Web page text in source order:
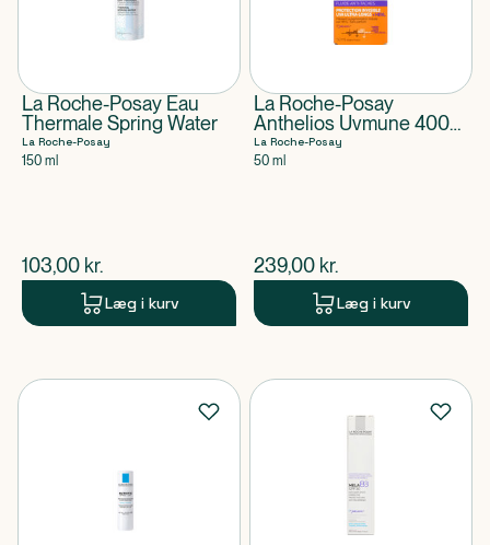
La Roche-Posay Eau
Thermale Spring Water
La Roche-Posay
150 ml
$nuværende pris
103,00 kr.
Læg i kurv
La Roche-Posay
Anthelios Uvmune 400
Anti-Dark Spots Fluid
SPF50+
La Roche-Posay
50 ml
$nuværende pris
239,00 kr.
Læg i kurv